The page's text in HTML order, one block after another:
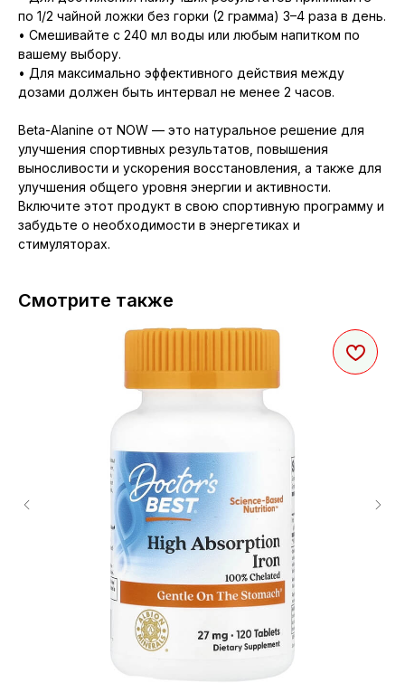
по 1/2 чайной ложки без горки (2 грамма) 3–4 раза в день.
• Смешивайте с 240 мл воды или любым напитком по
вашему выбору.
• Для максимально эффективного действия между
дозами должен быть интервал не менее 2 часов.
Beta-Alanine от NOW — это натуральное решение для
улучшения спортивных результатов, повышения
выносливости и ускорения восстановления, а также для
улучшения общего уровня энергии и активности.
Включите этот продукт в свою спортивную программу и
забудьте о необходимости в энергетиках и
стимуляторах.
Смотрите также